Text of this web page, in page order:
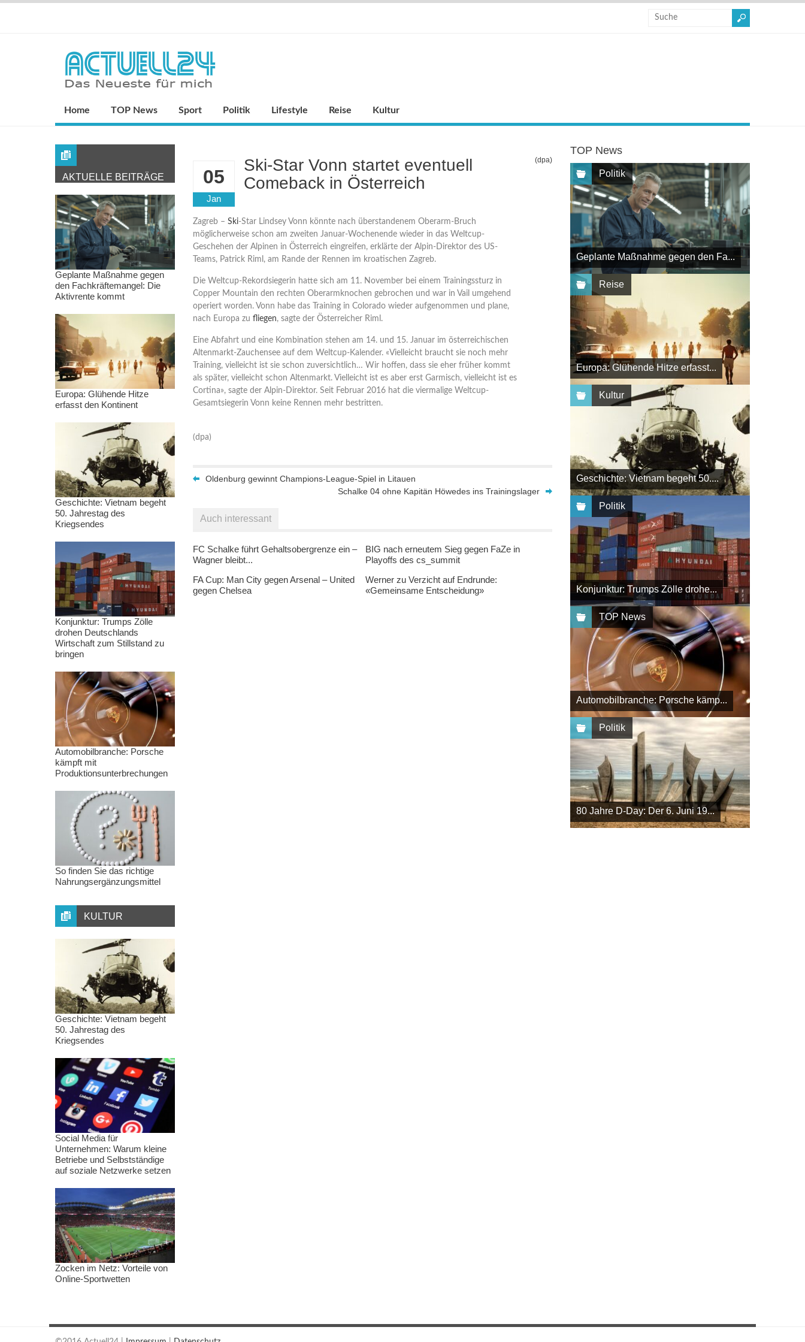
Home TOP News Sport Politik Lifestyle Reise Kultur
05
Jan
Ski-Star Vonn startet eventuell
Comeback in Österreich
(dpa)
Zagreb – Ski-Star Lindsey Vonn könnte nach überstandenem Oberarm-Bruch
möglicherweise schon am zweiten Januar-Wochenende wieder in das Weltcup-
Geschehen der Alpinen in Österreich eingreifen, erklärte der Alpin-Direktor des US-
Teams, Patrick Riml, am Rande der Rennen im kroatischen Zagreb.
Die Weltcup-Rekordsiegerin hatte sich am 11. November bei einem Trainingssturz in
Copper Mountain den rechten Oberarmknochen gebrochen und war in Vail umgehend
operiert worden. Vonn habe das Training in Colorado wieder aufgenommen und plane,
nach Europa zu fliegen, sagte der Österreicher Riml.
Eine Abfahrt und eine Kombination stehen am 14. und 15. Januar im österreichischen
Altenmarkt-Zauchensee auf dem Weltcup-Kalender. «Vielleicht braucht sie noch mehr
Training, vielleicht ist sie schon zuversichtlich… Wir hoffen, dass sie eher früher kommt
als später, vielleicht schon Altenmarkt. Vielleicht ist es aber erst Garmisch, vielleicht ist es
Cortina», sagte der Alpin-Direktor. Seit Februar 2016 hat die viermalige Weltcup-
Gesamtsiegerin Vonn keine Rennen mehr bestritten.
(dpa)
Oldenburg gewinnt Champions-League-Spiel in Litauen
Schalke 04 ohne Kapitän Höwedes ins Trainingslager
Auch interessant
FC Schalke führt Gehaltsobergrenze ein –
Wagner bleibt...
BIG nach erneutem Sieg gegen FaZe in
Playoffs des cs_summit
FA Cup: Man City gegen Arsenal – United
gegen Chelsea
Werner zu Verzicht auf Endrunde:
«Gemeinsame Entscheidung»
TOP News
Politik
Geplante Maßnahme gegen den Fa...
Reise
Europa: Glühende Hitze erfasst...
Kultur
Geschichte: Vietnam begeht 50....
Politik
Konjunktur: Trumps Zölle drohe...
TOP News
Automobilbranche: Porsche kämp...
Politik
80 Jahre D-Day: Der 6. Juni 19...
AKTUELLE BEITRÄGE
Geplante Maßnahme gegen
den Fachkräftemangel: Die
Aktivrente kommt
Europa: Glühende Hitze
erfasst den Kontinent
Geschichte: Vietnam begeht
50. Jahrestag des
Kriegsendes
Konjunktur: Trumps Zölle
drohen Deutschlands
Wirtschaft zum Stillstand zu
bringen
Automobilbranche: Porsche
kämpft mit
Produktionsunterbrechungen
So finden Sie das richtige
Nahrungsergänzungsmittel
KULTUR
Geschichte: Vietnam begeht
50. Jahrestag des
Kriegsendes
Social Media für
Unternehmen: Warum kleine
Betriebe und Selbstständige
auf soziale Netzwerke setzen
Zocken im Netz: Vorteile von
Online-Sportwetten